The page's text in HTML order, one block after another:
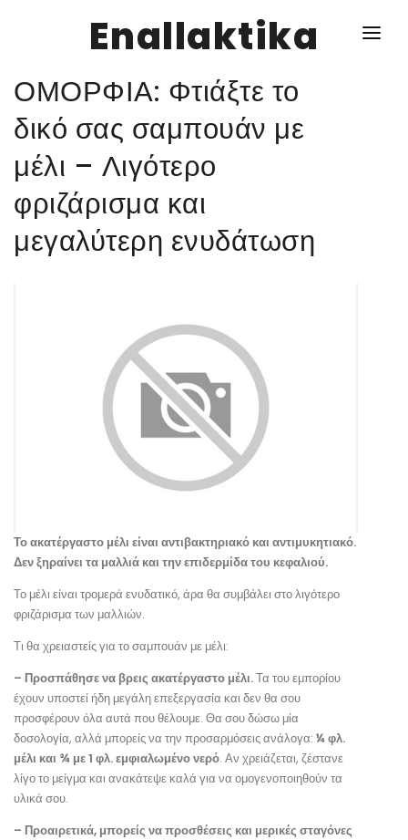
Enallaktika
NEWS
ΥΓΕΙΑ
ΣΥΝΤΑΓΕΣ
ΔΙΑΦΟΡΑ
ΟΜΟΡΦΙΑ: Φτιάξτε το
δικό σας σαμπουάν με
μέλι – Λιγότερο
φριζάρισμα και
μεγαλύτερη ενυδάτωση
Το ακατέργαστο μέλι είναι αντιβακτηριακό και αντιμυκητιακό.
Δεν ξηραίνει τα μαλλιά και την επιδερμίδα του κεφαλιού.
Το μέλι είναι τρομερά ενυδατικό, άρα θα συμβάλει στο λιγότερο
φριζάρισμα των μαλλιών.
Τι θα χρειαστείς για το σαμπουάν με μέλι:
– Προσπάθησε να βρεις ακατέργαστο μέλι.Τα του εμπορίου
έχουν υποστεί ήδη μεγάλη επεξεργασία και δεν θα σου
προσφέρουν όλα αυτά που θέλουμε. Θα σου δώσω μία
δοσολογία, αλλά μπορείς να την προσαρμόσεις ανάλογα: ¼ φλ.
μέλι και ¾ με 1 φλ. εμφιαλωμένο νερό. Αν χρειάζεται, ζέστανε
λίγο το μείγμα και ανακάτεψε καλά για να ομογενοποιηθούν τα
υλικά σου.
– Προαιρετικά, μπορείς να προσθέσεις και μερικές σταγόνες